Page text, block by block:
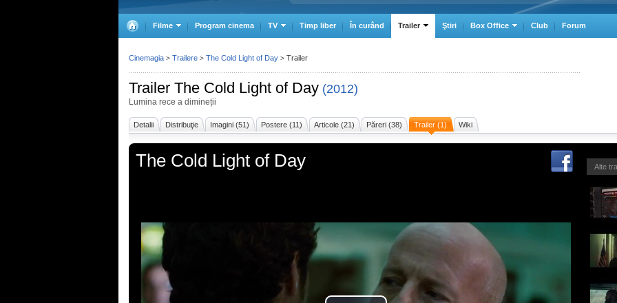
Filme Program cinema TV Timp liber În curând Trailer Ştiri Box Office Club Forum
Trailer The Cold Light of Day (2012)
Lumina rece a dimineții
Detalii Distribuţie Imagini (51) Postere (11) Articole (21) Păreri (38) Trailer (1) Wiki
The Cold Light of Day Alte
Cinemagia > Trailere > The Cold Light of Day > Trailer